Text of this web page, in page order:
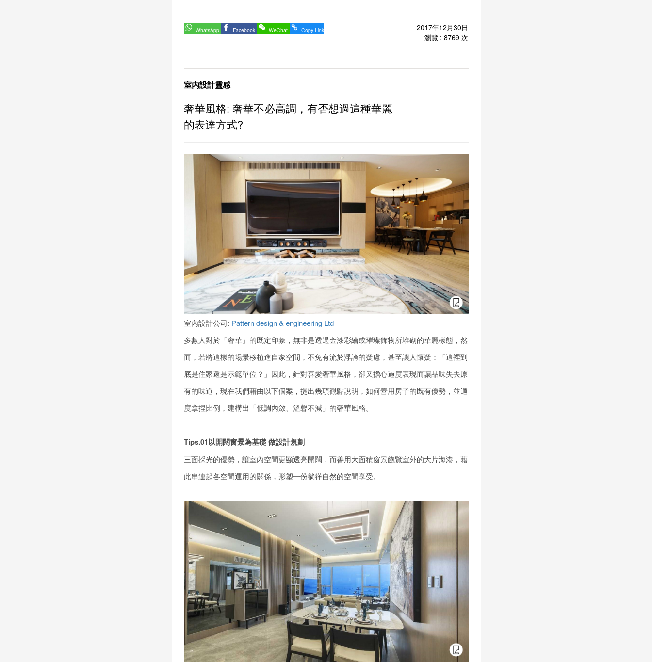
WhatsApp Facebook WeChat Copy Link
2017年12月30日
瀏覽 : 8769 次
室内設計靈感
奢華風格: 奢華不必高調，有否想過這種華麗
的表達方式?
室內設計公司: Pattern design & engineering Ltd
多數人對於「奢華」的既定印象，無非是透過金漆彩繪或璀璨飾物所堆砌的華麗樣態，然
而，若將這樣的場景移植進自家空間，不免有流於浮誇的疑慮，甚至讓人懷疑：「這裡到
底是住家還是示範單位？」因此，針對喜愛奢華風格，卻又擔心過度表現而讓品味失去原
有的味道，現在我們藉由以下個案，提出幾項觀點說明，如何善用房子的既有優勢，並適
度拿捏比例，建構出「低調內斂、溫馨不減」的奢華風格。
Tips.01以開闊窗景為基礎做設計規劃
三面採光的優勢，讓室內空間更顯透亮開闊，而善用大面積窗景飽覽室外的大片海港，藉
此串連起各空間運用的關係，形塑一份徜徉自然的空間享受。